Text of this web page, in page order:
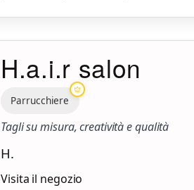
H.a.i.r salon
Parrucchiere
Tagli su misura, creatività e qualità
H.
Visita il negozio